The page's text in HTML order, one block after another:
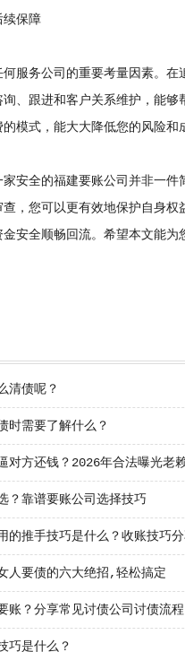
保障
务公司的重要考量因素。在
、跟进和客户关系维护，能
模式，能大大降低您的风险
全的福建要账公司并非一件
，您可以更有效地保护自身
安全顺畅回流。希望本文能为
清债呢？
时需要了解什么？
对方还钱？2026年合法曝光老
？靠谱要账公司选择技巧
的推手技巧是什么？收账技巧分
人要债的六大绝招,轻松搞定
账？分享常见讨债公司讨债流程
巧是什么？